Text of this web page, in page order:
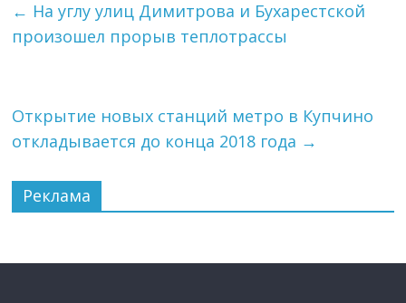
← На углу улиц Димитрова и Бухарестской
произошел прорыв теплотрассы
Открытие новых станций метро в Купчино
откладывается до конца 2018 года →
Реклама